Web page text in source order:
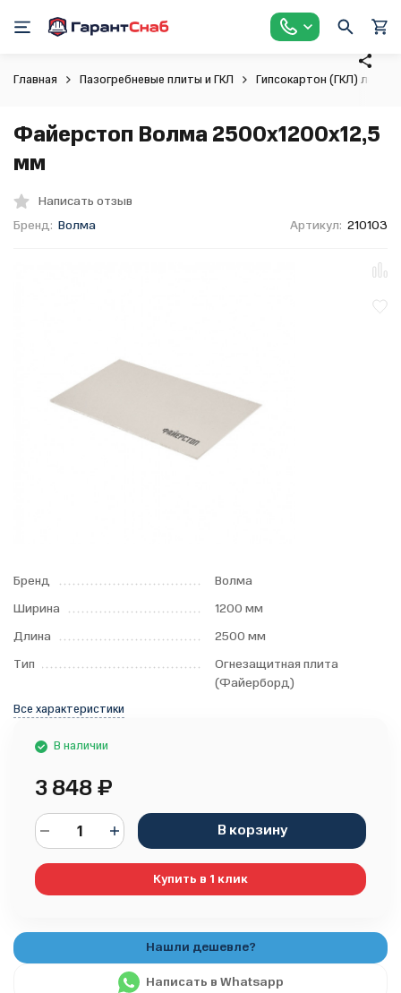
Главная Пазогребневые плиты и ГКЛ Гипсокартон (ГКЛ)
Файерстоп Волма 2500х1200х12,5
мм
Написать отзыв
Бренд: Волма Артикул: 210103
Бренд
Волма
Ширина
1200 мм
Длина
2500 мм
Тип
Огнезащитная плита
(Файерборд)
Все характеристики
В наличии
3 848₽
В корзину
Купить в 1 клик
Написать в Whatsapp